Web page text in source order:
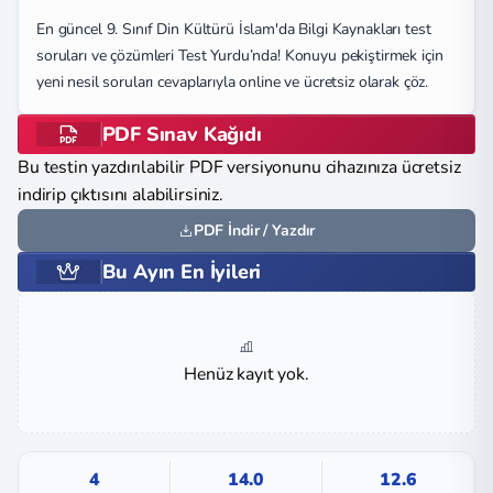
En güncel 9. Sınıf Din Kültürü İslam'da Bilgi Kaynakları test
soruları ve çözümleri Test Yurdu’nda! Konuyu pekiştirmek için
yeni nesil soruları cevaplarıyla online ve ücretsiz olarak çöz.
PDF Sınav Kağıdı
Bu testin yazdırılabilir PDF versiyonunu cihazınıza ücretsiz
indirip çıktısını alabilirsiniz.
PDF İndir / Yazdır
Bu Ayın En İyileri
Henüz kayıt yok.
4 14.0 12.6